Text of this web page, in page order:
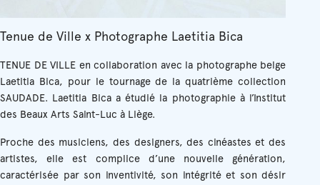
Tenue de Ville x Photographe Laetitia Bica
TENUE DE VILLE en collaboration avec la photographe belge
Laetitia Bica, pour le tournage de la quatrième collection
SAUDADE. Laetitia Bica a étudié la photographie à l’Institut
des Beaux Arts Saint-Luc à Liège.
Proche des musiciens, des designers, des cinéastes et des
artistes, elle est complice d’une nouvelle génération,
caractérisée par son inventivité, son intégrité et son désir